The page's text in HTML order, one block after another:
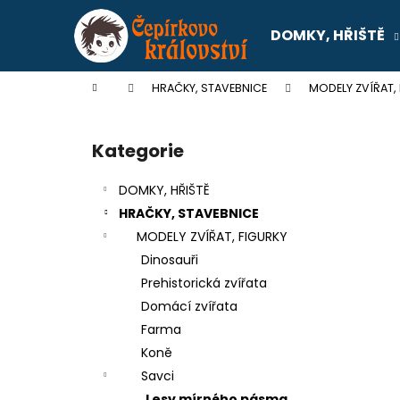
DOMKY, HŘIŠTĚ
Domů HRAČKY, STAVEBNICE MODELY ZVÍŘAT,
Přeskočit
kategorie
Kategorie
DOMKY, HŘIŠTĚ
HRAČKY, STAVEBNICE
MODELY ZVÍŘAT, FIGURKY
Dinosauři
Prehistorická zvířata
Domácí zvířata
Farma
Koně
Savci
í
Zpět
do
Zpět
do
SENTOSPHERE SLIME - TOVÁRNA NA